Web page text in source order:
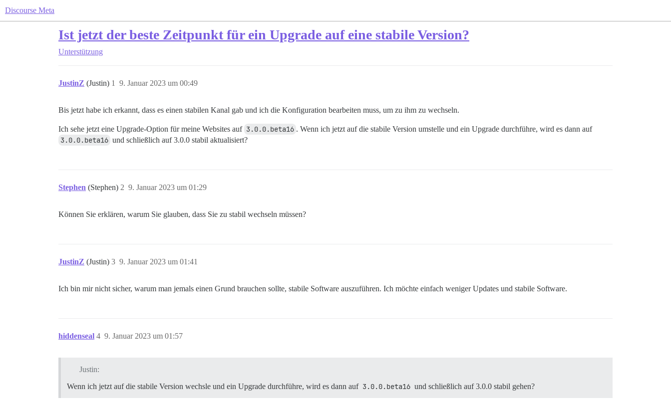
Discourse Meta
Ist jetzt der beste Zeitpunkt für ein Upgrade auf eine stabile Version?
Unterstützung
JustinZ (Justin) 9. Januar 2023 um 00:49
1
Bis jetzt habe ich erkannt, dass es einen stabilen Kanal gab und ich die Konfiguration bearbeiten muss, um zu ihm zu wechseln.
Ich sehe jetzt eine Upgrade-Option für meine Websites auf 3.0.0.beta16 . Wenn ich jetzt auf die stabile Version umstelle und ein Upgrade durchführe, wird es dann auf
3.0.0.beta16 und schließlich auf 3.0.0 stabil aktualisiert?
Stephen (Stephen) 9. Januar 2023 um 01:29
2
Können Sie erklären, warum Sie glauben, dass Sie zu stabil wechseln müssen?
JustinZ (Justin) 9. Januar 2023 um 01:41
3
Ich bin mir nicht sicher, warum man jemals einen Grund brauchen sollte, stabile Software auszuführen. Ich möchte einfach weniger Updates und stabile Software.
hiddenseal 9. Januar 2023 um 01:57
4
Justin:
Wenn ich jetzt auf die stabile Version wechsle und ein Upgrade durchführe, wird es dann auf 3.0.0.beta16 und schließlich auf 3.0.0 stabil gehen?